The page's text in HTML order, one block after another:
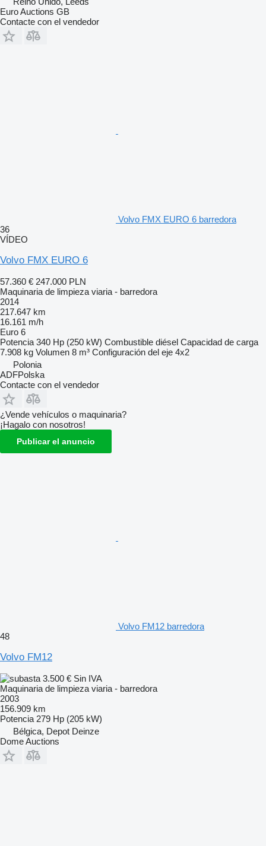
Euro Auctions GB
Contacte con el vendedor
Volvo FMX EURO 6 barredora
36
VÍDEO
Volvo FMX EURO 6
57.360 € 247.000 PLN
Maquinaria de limpieza viaria - barredora
2014
217.647 km
16.161 m/h
Euro 6
Potencia 340 Hp (250 kW) Combustible diésel Capacidad de carga
7.908 kg Volumen 8 m³ Configuración del eje 4x2
Polonia
ADFPolska
Contacte con el vendedor
¿Vende vehículos o maquinaria?
¡Hagalo con nosotros!
Publicar el anuncio
Volvo FM12 barredora
48
Volvo FM12
3.500 € Sin IVA
Maquinaria de limpieza viaria - barredora
2003
156.909 km
Potencia 279 Hp (205 kW)
Bélgica, Depot Deinze
Dome Auctions